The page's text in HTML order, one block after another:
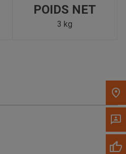
postal 'Livrer à' dans le volet de
POIDS NET
3 kg